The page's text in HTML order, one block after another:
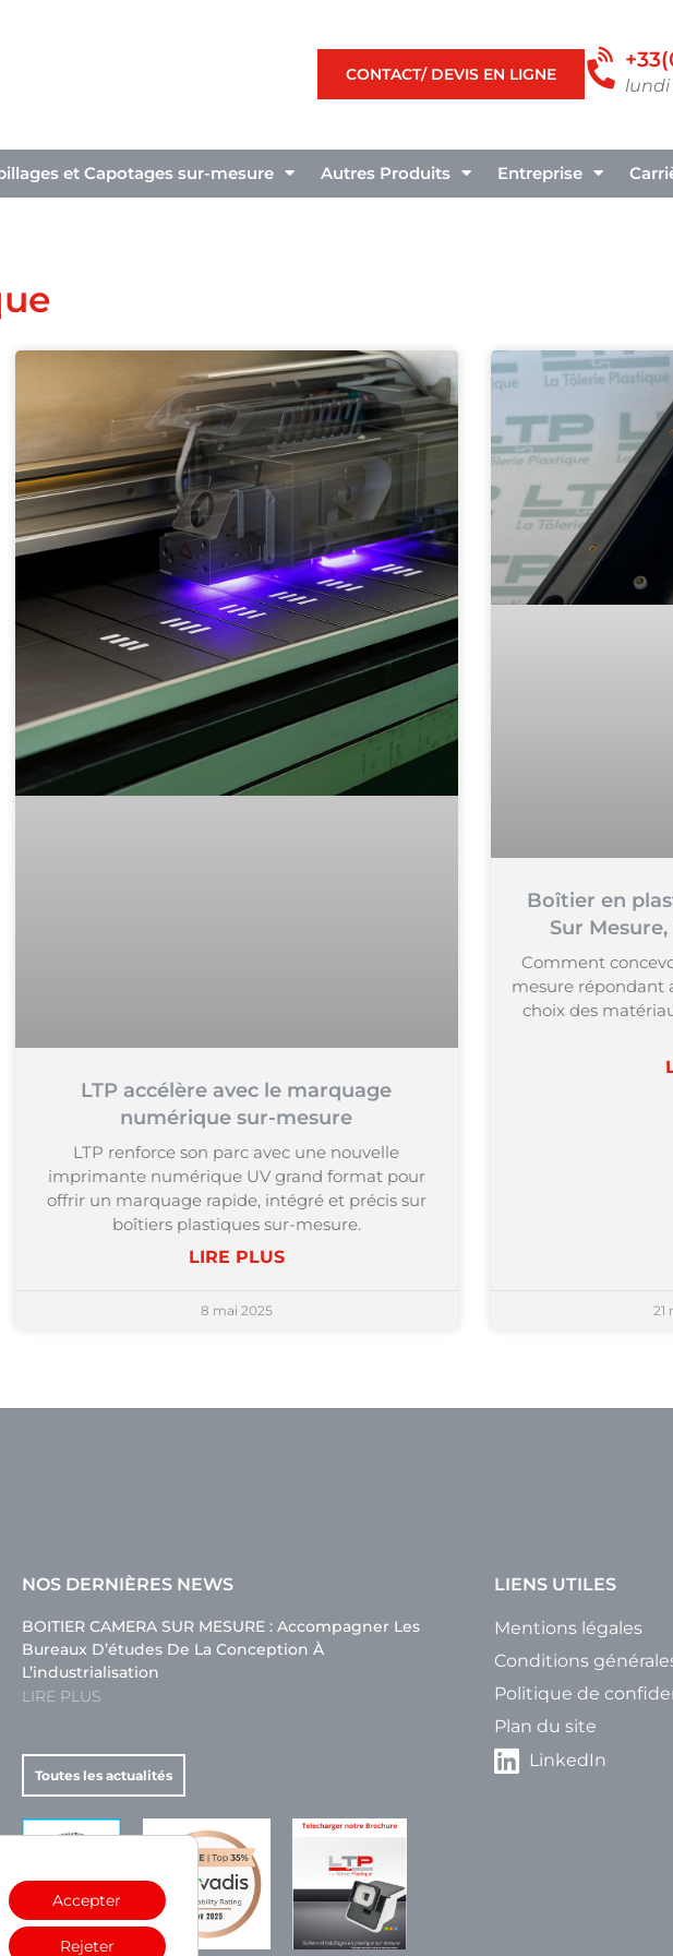
CONTACT/ DEVIS EN LIGNE lundi
et Capotages sur-mesure Autres Produits Entreprise
LTP accélère avec le marquage
numérique sur-mesure
LTP renforce son parc avec une nouvelle
imprimante numérique UV grand format pour
offrir un marquage rapide, intégré et précis sur
boîtiers plastiques sur-mesure.
LIRE PLUS
8 mai 2025
Boîtier en
Sur
Comment
mesure répondant
choix des
21
NOS DERNIÈRES NEWS
BOITIER CAMERA SUR MESURE : Accompagner Les
Bureaux D’études De La Conception À
L’industrialisation
LIRE PLUS
Toutes les actualités
LIENS UTILES
Mentions légales
Conditions
Politique de
Plan du site
LinkedIn
Accepter
Rejeter